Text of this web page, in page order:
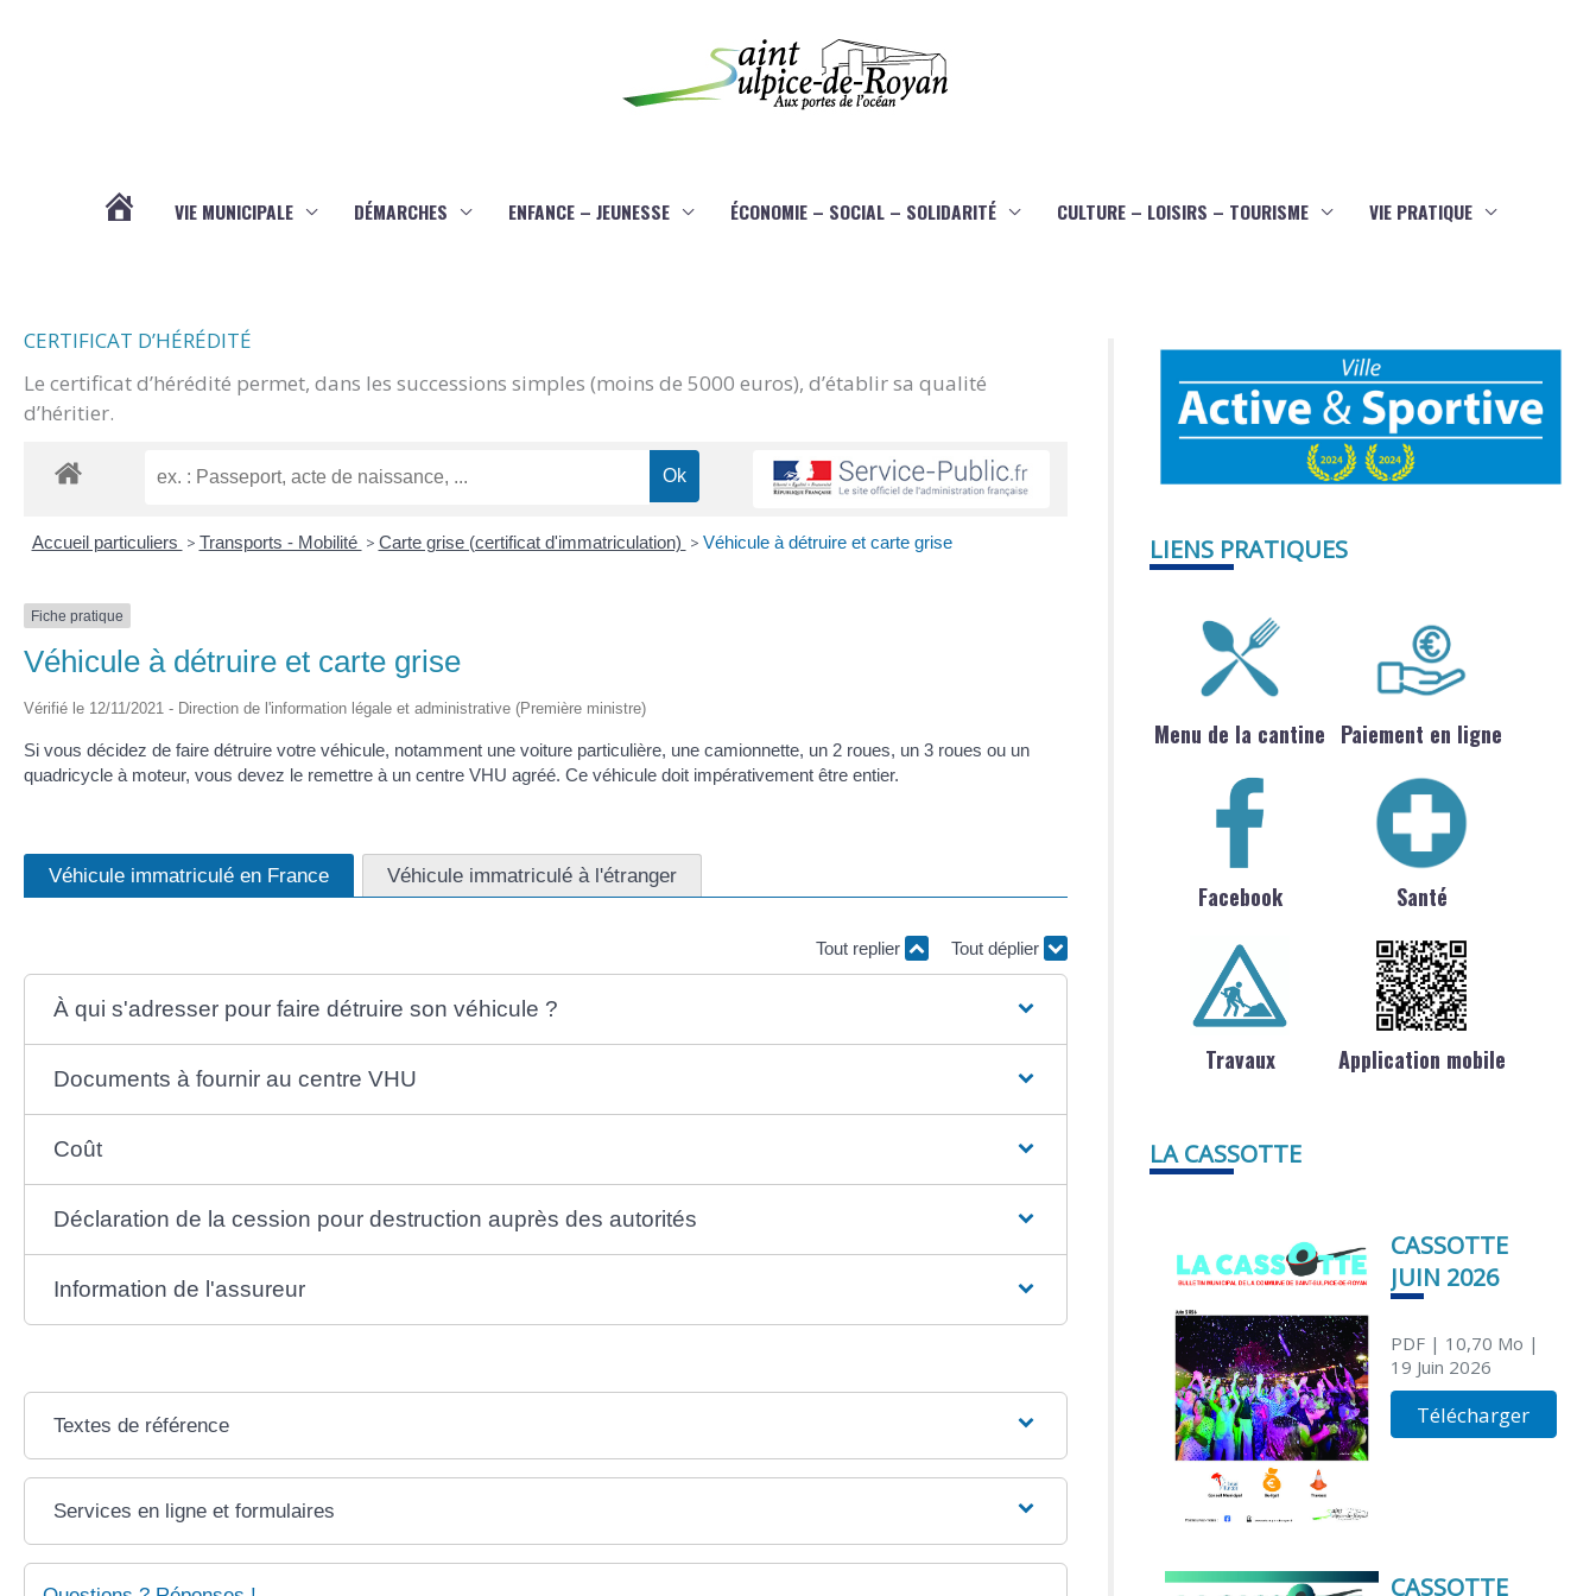
VIE MUNICIPALE DÉMARCHES ENFANCE – JEUNESSE ÉCONOMIE – SOCIAL – SOLIDARITÉ CULTURE – LOISIRS – TOURISME VIE PRATIQUE
CERTIFICAT D’HÉRÉDITÉ
Le certificat d’hérédité permet, dans les successions simples (moins de 5000 euros), d’établir sa qualité
d’héritier.
Accueil particuliers > Transports - Mobilité > Carte grise (certificat d'immatriculation) > Véhicule à détruire et carte grise
Fiche pratique
Véhicule à détruire et carte grise
Vérifié le 12/11/2021 - Direction de l'information légale et administrative (Première ministre)
Si vous décidez de faire détruire votre véhicule, notamment une voiture particulière, une camionnette, un 2 roues, un 3 roues ou un
quadricycle à moteur, vous devez le remettre à un centre VHU agréé. Ce véhicule doit impérativement être entier.
Véhicule immatriculé en France Véhicule immatriculé à l'étranger
Tout replier Tout déplier
À qui s'adresser pour faire détruire son véhicule ?
Documents à fournir au centre VHU
Coût
Déclaration de la cession pour destruction auprès des autorités
Information de l'assureur
Textes de référence
Services en ligne et formulaires
LIENS PRATIQUES
Menu de la cantine Paiement en ligne
Facebook Santé
Travaux Application mobile
LA CASSOTTE
CASSOTTE
JUIN 2026
PDF| 10,70 Mo |
19 Juin 2026
Télécharger
CASSOTTE